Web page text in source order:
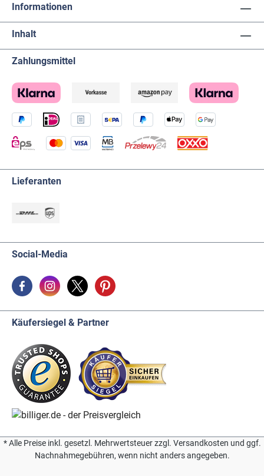
Informationen
Inhalt
Zahlungsmittel
Lieferanten
Social-Media
Käufersiegel & Partner
* Alle Preise inkl. gesetzl. Mehrwertsteuer zzgl. Versandkosten und ggf.
Nachnahmegebühren, wenn nicht anders angegeben.